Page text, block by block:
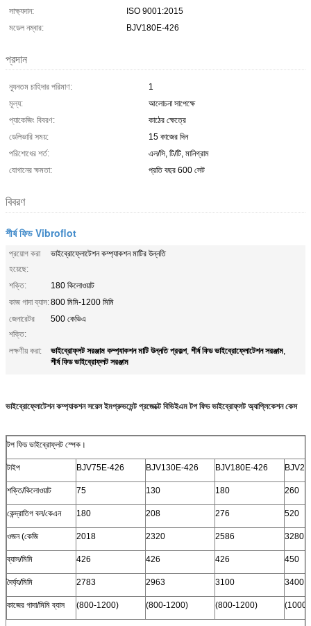
সাক্ষ্যদান:
ISO 9001:2015
মডেল নম্বার:
BJV180E-426
প্রদান
ন্যূনতম চাহিদার পরিমাণ:
1
মূল্য:
আলোচনা সাপেক্ষে
প্যাকেজিং বিবরণ:
কাঠের ক্ষেত্রে
ডেলিভারি সময়:
15 কাজের দিন
পরিশোধের শর্ত:
এল/সি, টি/টি, মানিগ্রাম
যোগানের ক্ষমতা:
প্রতি বছর 600 সেট
বিবরণ
শীর্ষ ফিড Vibroflot
প্রয়োগ করা
হয়েছে:
ভাইব্রোফ্লোটেশন কম্প্যাকশন মাটির উন্নতি
শক্তি:
180 কিলোওয়াট
কাজ গাদা ব্যাস:800 মিমি-1200 মিমি
জেনারেটর
শক্তি:
500 কেভিএ
লক্ষণীয় করা: ভাইব্রোফ্লট সরঞ্জাম কম্প্যাকশন মাটি উন্নতি প্রকল্প, শীর্ষ ফিড ভাইব্রোফ্লোটেশন সরঞ্জাম,
শীর্ষ ফিড ভাইব্রোফ্লট সরঞ্জাম
ভাইব্রোফ্লোটেশন কম্প্যাকশন সয়েল ইমপ্রুভমেন্ট প্রজেক্টে বিভিইএম টপ ফিড ভাইব্রোফ্লট অ্যাপ্লিকেশন কেস
টপ ফিড ভাইব্রোফ্লট স্পেক।
টাইপ BJV75E-426 BJV130E-426 BJV180E-426
শক্তি/কিলোওয়াট 75 130 180 260
কেন্দ্রাতিগ বল/কেএন 180 208 276 520
ওজন (কেজি 2018 2320 2586 3280
ব্যাস/মিমি 426 426 426 450
দৈর্ঘ্য/মিমি 2783 2963 3100 3400
কাজের গাদা/মিমি ব্যাস (800-1200) (800-1200) (800-1200)